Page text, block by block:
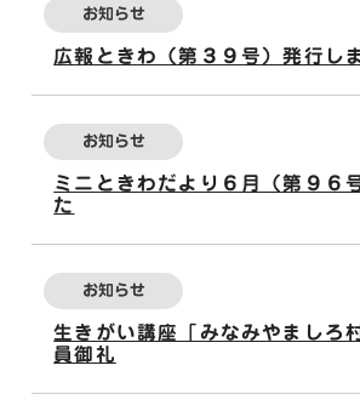
お知らせ
広報ときわ（第３９号）発行し
お知らせ
ミニときわだより６月（第９６
た
お知らせ
生きがい講座「みなみやましろ
員御礼